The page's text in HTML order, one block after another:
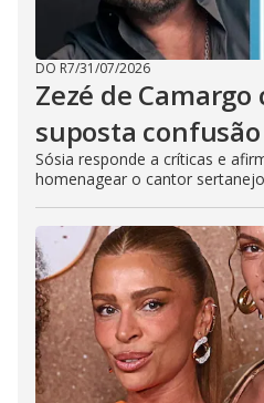
DO R7/31/07/2026
Zezé de
suposta
Sósia responde a críticas e
homenagear o cantor sertanejo